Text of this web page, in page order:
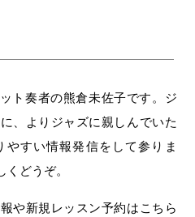
ト奏者の熊倉未佐子です。ジ
、よりジャズに親しんでいた
すい情報発信をして参りま
どうぞ。
や新規レッスン予約はこちら